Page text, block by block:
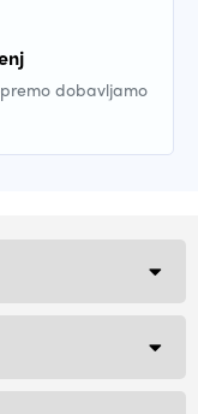
dobavljamo